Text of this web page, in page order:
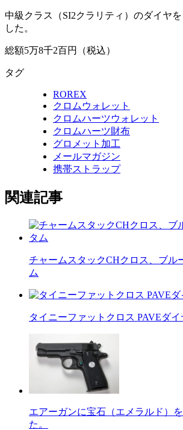
中級クラス（SI2クラリティ）のダイヤ
した。
総額5万8千2百円（税込）
タグ
ROREX
クロムウォレット
クロムハーツウォレット
クロムハーツ財布
グロメット加工
メールマガジン
携帯ストラップ
関連記事
チャームスタックCHクロス、ブル
ム
タイニーファットクロス PAVEダイ
エアーガンに宝石（エメラルド）
た。